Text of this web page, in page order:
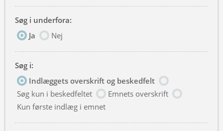
Søg i underfora:
Ja
Nej
Søg i:
Indlæggets overskrift og beskedfelt
Søg kun i beskedfeltet
Emnets overskrift
Kun første indlæg i emnet